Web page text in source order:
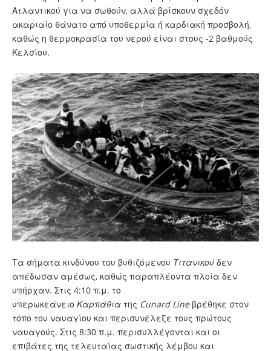
Ατλαντικού για να σωθούν, αλλά βρίσκουν σχεδόν
ακαριαίο θάνατο από υποθερμία ή καρδιακή προσβολή,
καθώς η θερμοκρασία του νερού είναι στους -2 βαθμούς
Κελσίου.
Τα σήματα κινδύνου του βυθιζόμενου Τιτανικού δεν
απέδωσαν αμέσως, καθώς παραπλέοντα πλοία δεν
υπήρχαν. Στις 4:10 π.μ. το
υπερωκεάνειο Καρπάθια της Cunard Lineβρέθηκε στον
τόπο του ναυαγίου και περισυνέλεξε τους πρώτους
ναυαγούς. Στις 8:30 π.μ. περισυλλέγονται και οι
επιβάτες της τελευταίας σωστικής λέμβου και